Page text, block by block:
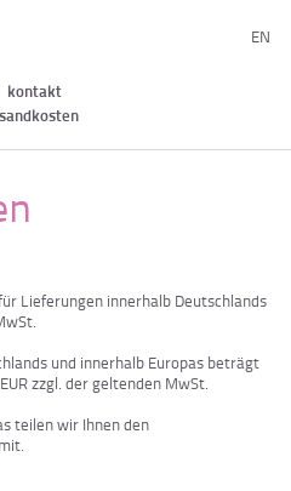
kontakt
EN
Lieferungen innerhalb Deutschlands
und innerhalb Europas beträgt
zzgl. der geltenden MwSt.
teilen wir Ihnen den
mit.